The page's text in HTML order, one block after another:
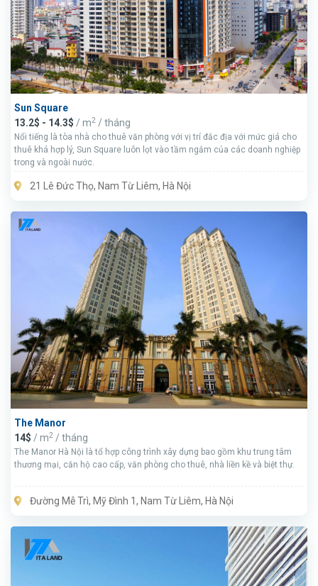
Sun Square
13.2$ - 14.3$ / m2 / tháng
Nổi tiếng là tòa nhà cho thuê văn phòng với vị trí đắc địa với mức giá cho
thuê khá hợp lý, Sun Square luôn lọt vào tầm ngắm của các doanh nghiệp
trong và ngoài nước.
21 Lê Đức Thọ, Nam Từ Liêm, Hà Nội
The Manor
14$ / m2 / tháng
The Manor Hà Nội là tổ hợp công trình xây dựng bao gồm khu trung tâm
thương mại, căn hộ cao cấp, văn phòng cho thuê, nhà liền kề và biệt thự.
Đường Mễ Trì, Mỹ Đình 1, Nam Từ Liêm, Hà Nội